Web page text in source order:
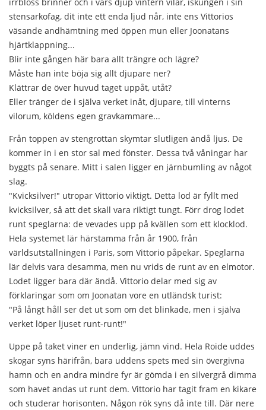
stensarkofag, dit inte ett enda ljud når, inte ens Vittorios
väsande andhämtning med öppen mun eller Joonatans
hjärtklappning...
Blir inte gången här bara allt trängre och lägre?
Måste han inte böja sig allt djupare ner?
Klättrar de över huvud taget uppåt, utåt?
Eller tränger de i själva verket inåt, djupare, till vinterns
vilorum, köldens egen gravkammare...
Från toppen av stengrottan skymtar slutligen ändå ljus. De
kommer in i en stor sal med fönster. Dessa två våningar har
byggts på senare. Mitt i salen ligger en järnbumling av något
slag.
"Kvicksilver!" utropar Vittorio viktigt. Detta lod är fyllt med
kvicksilver, så att det skall vara riktigt tungt. Förr drog lodet
runt speglarna: de vevades upp på kvällen som ett klocklod.
Hela systemet lär härstamma från år 1900, från
världsutställningen i Paris, som Vittorio påpekar. Speglarna
lär delvis vara desamma, men nu vrids de runt av en elmotor.
Lodet ligger bara där ändå. Vittorio delar med sig av
förklaringar som om Joonatan vore en utländsk turist:
"På långt håll ser det ut som om det blinkade, men i själva
verket löper ljuset runt-runt!"
Uppe på taket viner en underlig, jämn vind. Hela Roide uddes
skogar syns härifrån, bara uddens spets med sin övergivna
hamn och en andra mindre fyr är gömda i en silvergrå dimma
som havet andas ut runt dem. Vittorio har tagit fram en kikare
och studerar horisonten. Någon rök syns då inte till. Där nere